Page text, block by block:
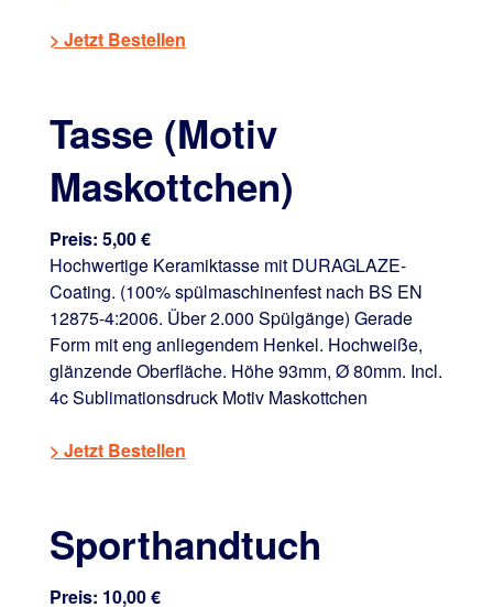
> Jetzt Bestellen
Tasse (Motiv
Maskottchen)
Preis: 5,00 €
Hochwertige Keramiktasse mit DURAGLAZE-
Coating. (100% spülmaschinenfest nach BS EN
12875-4:2006. Über 2.000 Spülgänge) Gerade
Form mit eng anliegendem Henkel. Hochweiße,
glänzende Oberfläche. Höhe 93mm, Ø 80mm. Incl.
4c Sublimationsdruck Motiv Maskottchen
> Jetzt Bestellen
Sporthandtuch
Preis: 10,00 €